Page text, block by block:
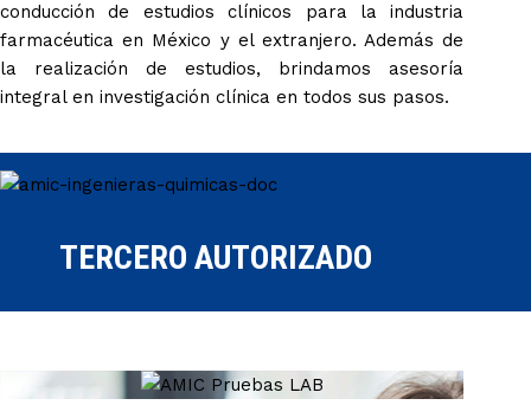
conducción de estudios clínicos para la industria
farmacéutica en México y el extranjero. Además de
la realización de estudios, brindamos asesoría
integral en investigación clínica en todos sus pasos.
TERCERO AUTORIZADO